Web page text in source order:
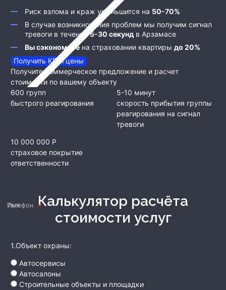
Риск взлома и краж уменьшится на 50-70%
В случае возникновения проблем мы получим сигнал
тревоги в течение5-30 секунд в Арзамасе
Вы сэкономитена страховании квартиры до 20%
Получить КП и цены
Получите коммерческое предложение и расчет
стоимости по вашему объекту
600 групп
быстрого реагирования
5-10 минут
скорость прибытия группы
реагирования на сигнал
тревоги
10 000 000 Р
страховое покрытие
ответственности
Калькулятор расчёта
стоимости услуг
1.Объект охраны:
Автосервисы
Автосалоны
Строительные объекты и площадки
Имя
Телефон